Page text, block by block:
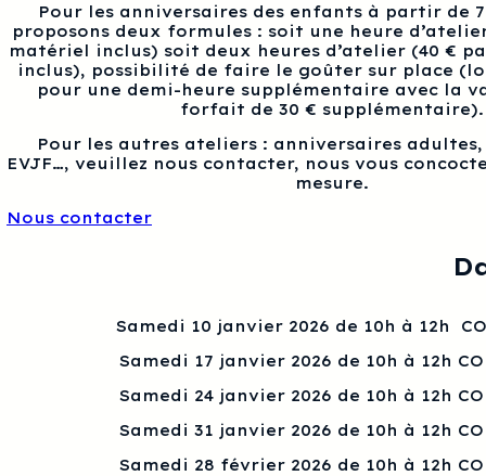
Pour les anniversaires des enfants à partir de
proposons deux formules : soit une heure
matériel inclus) soit deux heures d’atelier (40 €
inclus), possibilité de faire le goûter sur place
pour une demi-heure supplémentaire avec la
forfait de 30 € supplémentaire).
Pour les autres ateliers : anniversaires
EVJF…, veuillez nous contacter, nous vous
mesure.
Nous contacter
Samedi 10 janvier 2026 de 10h à 12h
Samedi 17 janvier 2026 de 10h à 12h
Samedi 24 janvier 2026 de 10h à 12h
Samedi 31 janvier 2026 de 10h à 12h
Samedi 28 février 2026 de 10h à 12h